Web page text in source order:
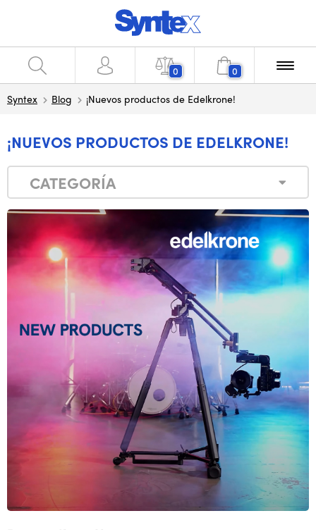
0 0
Syntex Blog ¡Nuevos productos de Edelkrone!
¡NUEVOS PRODUCTOS DE EDELKRONE!
CATEGORÍA